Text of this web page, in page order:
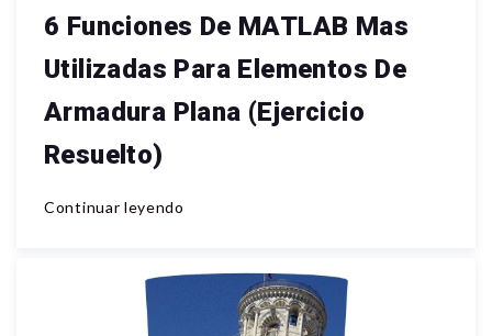
6 Funciones De MATLAB Mas
Utilizadas Para Elementos De
Armadura Plana (Ejercicio
Resuelto)
Continuar leyendo